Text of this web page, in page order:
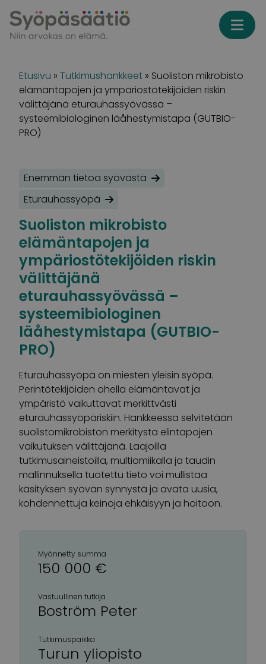
Etusivu » Tutkimushankkeet » Suoliston mikrobisto
elämäntapojen ja ympäriostötekijöiden riskin
välittäjänä eturauhassyövässä –
systeemibiologinen läåhestymistapa (GUTBIO-
PRO)
Enemmän tietoa syövästä
Eturauhassyöpä
Suoliston mikrobisto
elämäntapojen ja
ympäriostötekijöiden riskin
välittäjänä
eturauhassyövässä –
systeemibiologinen
läåhestymistapa (GUTBIO-
PRO)
Eturauhassyöpä on miesten yleisin syöpä.
Perintötekijöiden ohella elämäntavat ja
ympäristö vaikuttavat merkittvästi
eturauhassyöpäriskiin. Hankkeessa selvitetään
suolistomikrobiston merkitystä elintapojen
vaikutuksen välittäjänä. Laajoilla
tutkimusaineistoilla, multiomiikalla ja taudin
mallinnuksella tuotettu tieto voi mullistaa
käsityksen syövän synnystä ja avata uusia,
kohdennettuja keinoja ehkäisyyn ja hoitoon.
Myönnetty summa
150 000 €
Vastuullinen tutkija
Boström Peter
Tutkimuspaikka
Turun yliopisto